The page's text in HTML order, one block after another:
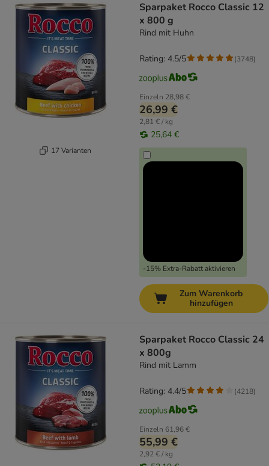
17 Varianten
Sparpaket Rocco Classic 12
x 800 g
Rind mit Huhn
Einzeln 28,98 €
26,99 €
2,81 € / kg
25,64 €
-15% Extra-Rabatt aktivieren
Rating: 4.5/5 (3748)
Zum Warenkorb
hinzufügen
Sparpaket Rocco Classic 24
x 800g
Rind mit Lamm
Einzeln 61,96 €
55,99 €
2,92 € / kg
Rating: 4.4/5 (4218)